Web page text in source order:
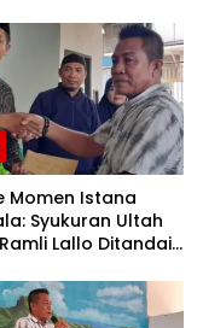
Momen Istana
Syukuran Ultah
Lallo Ditandai